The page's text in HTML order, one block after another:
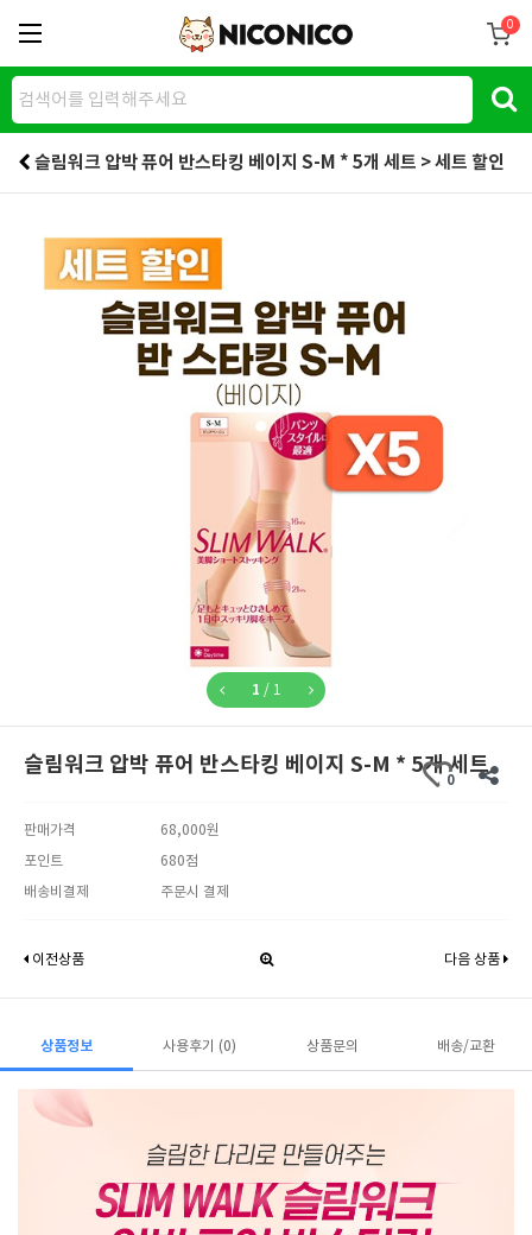
0
슬림워크 압박 퓨어 반스타킹 베이지 S-M * 5개 세트 > 세트 할인
1 / 1
슬림워크 압박 퓨어 반스타킹 베이지 S-M * 5개 세트
0
판매가격
68,000원
포인트
680점
배송비결제
주문시 결제
이전상품 다음 상품
상품정보 사용후기 (0) 상품문의 배송/교환